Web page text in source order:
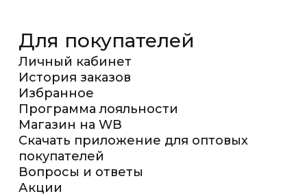
Для покупателей
Личный кабинет
История заказов
Избранное
Программа лояльности
Магазин на WB
Скачать приложение для оптовых
покупателей
Вопросы и ответы
Акции